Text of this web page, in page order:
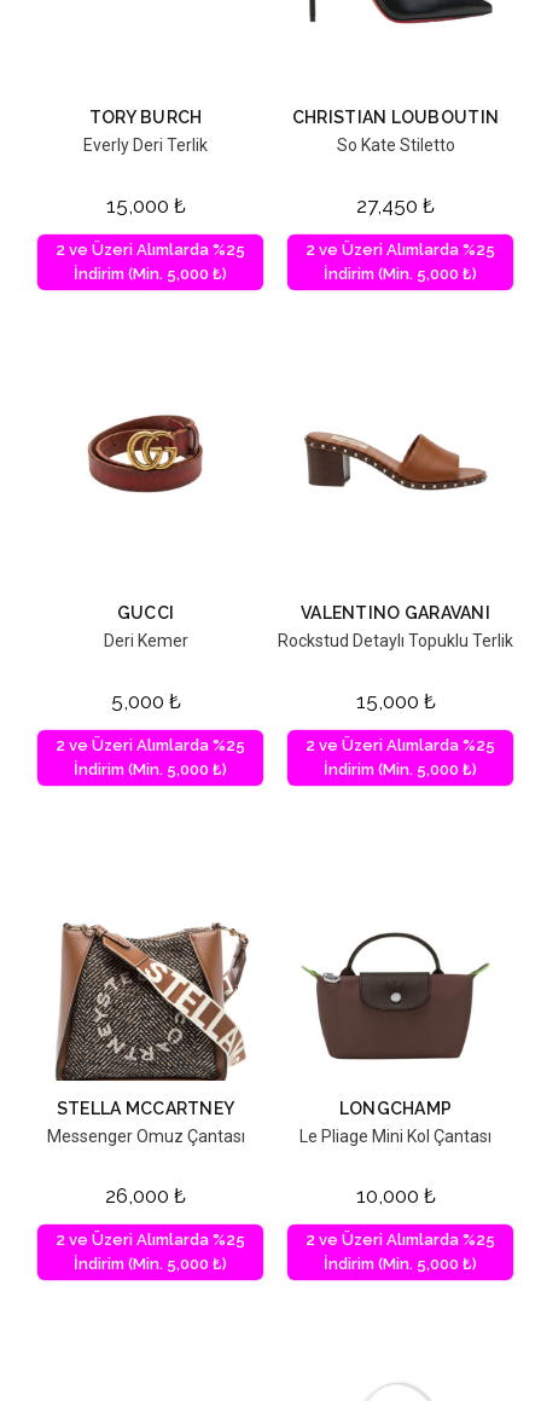
TORY BURCH
Everly Deri Terlik
15,000 ₺
2 ve Üzeri Alımlarda %25
İndirim (Min. 5,000 ₺)
CHRISTIAN LOUBOUTIN
So Kate Stiletto
27,450 ₺
2 ve Üzeri Alımlarda %25
İndirim (Min. 5,000 ₺)
GUCCI
Deri Kemer
5,000 ₺
2 ve Üzeri Alımlarda %25
İndirim (Min. 5,000 ₺)
VALENTINO GARAVANI
Rockstud Detaylı Topuklu Terlik
15,000 ₺
2 ve Üzeri Alımlarda %25
İndirim (Min. 5,000 ₺)
STELLA MCCARTNEY
Messenger Omuz Çantası
26,000 ₺
2 ve Üzeri Alımlarda %25
İndirim (Min. 5,000 ₺)
LONGCHAMP
Le Pliage Mini Kol Çantası
10,000 ₺
2 ve Üzeri Alımlarda %25
İndirim (Min. 5,000 ₺)